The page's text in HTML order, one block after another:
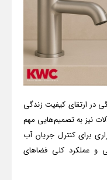
در ارتقای کیفیت زندگی
نیز به تصمیم‌هایی مهم
برای کنترل جریان آب
و عملکرد کلی فضاهای